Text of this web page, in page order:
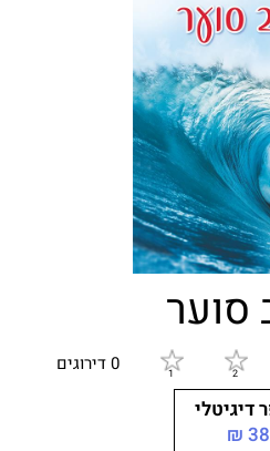
סוער
0 דירוגים
דיגיטלי
38 ₪